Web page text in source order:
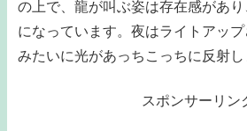
の上で、龍が叫ぶ姿は存在感があ
になっています。夜はライトアッ
みたいに光があっちこっちに反射し
スポンサーリン